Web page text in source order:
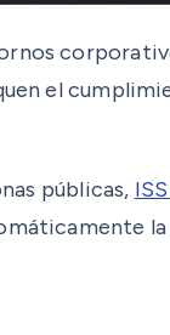
el
públicas,
la